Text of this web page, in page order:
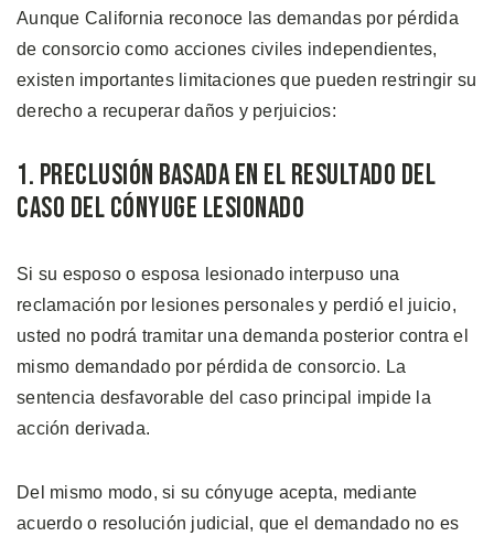
Aunque California reconoce las demandas por pérdida
de consorcio como acciones civiles independientes,
existen importantes limitaciones que pueden restringir su
derecho a recuperar daños y perjuicios:
1. Preclusión Basada en el Resultado del
Caso del Cónyuge Lesionado
Si su esposo o esposa lesionado interpuso una
reclamación por lesiones personales y perdió el juicio,
usted no podrá tramitar una demanda posterior contra el
mismo demandado por pérdida de consorcio. La
sentencia desfavorable del caso principal impide la
acción derivada.
Del mismo modo, si su cónyuge acepta, mediante
acuerdo o resolución judicial, que el demandado no es